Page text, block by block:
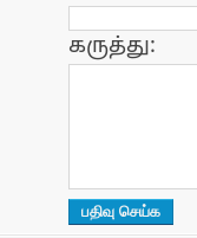
கருத்து: